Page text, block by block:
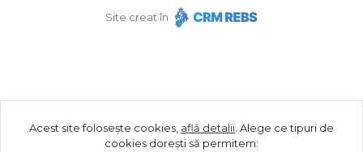
Site creat în
Acest site folosește cookies, află detalii Alege ce tipuri de
cookies dorești să permitem: